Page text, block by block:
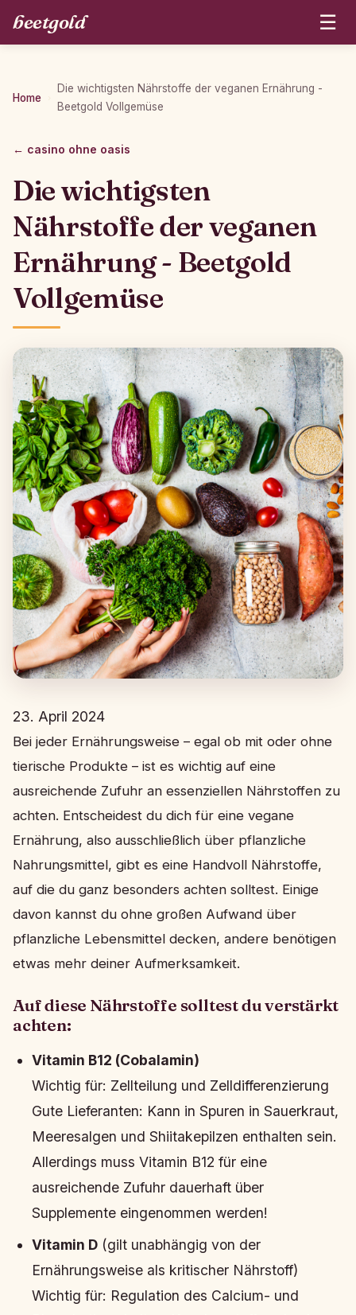
beetgold ☰
Home
Die wichtigsten Nährstoffe der veganen Ernährung -
Beetgold Vollgemüse
← casino ohne oasis
Die wichtigsten
Nährstoffe der veganen
Ernährung - Beetgold
Vollgemüse
23. April 2024
Bei jeder Ernährungsweise – egal ob mit oder ohne
tierische Produkte – ist es wichtig auf eine
ausreichende Zufuhr an essenziellen Nährstoffen zu
achten. Entscheidest du dich für eine vegane
Ernährung, also ausschließlich über pflanzliche
Nahrungsmittel, gibt es eine Handvoll Nährstoffe,
auf die du ganz besonders achten solltest. Einige
davon kannst du ohne großen Aufwand über
pflanzliche Lebensmittel decken, andere benötigen
etwas mehr deiner Aufmerksamkeit.
Auf diese Nährstoffe solltest du verstärkt
achten:
Vitamin B12 (Cobalamin)
Wichtig für: Zellteilung und Zelldifferenzierung
Gute Lieferanten: Kann in Spuren in Sauerkraut,
Meeresalgen und Shiitakepilzen enthalten sein.
Allerdings muss Vitamin B12 für eine
ausreichende Zufuhr dauerhaft über
Supplemente eingenommen werden!
Vitamin D (gilt unabhängig von der
Ernährungsweise als kritischer Nährstoff)
Wichtig für: Regulation des Calcium- und